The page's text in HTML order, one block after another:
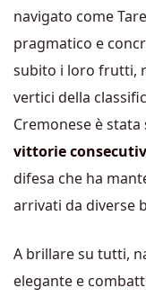
navigato come
pragmatico e
subito i loro frutti,
vertici della
Cremonese è
vittorie
difesa che ha
arrivati da diverse
A brillare su tutti,
elegante e